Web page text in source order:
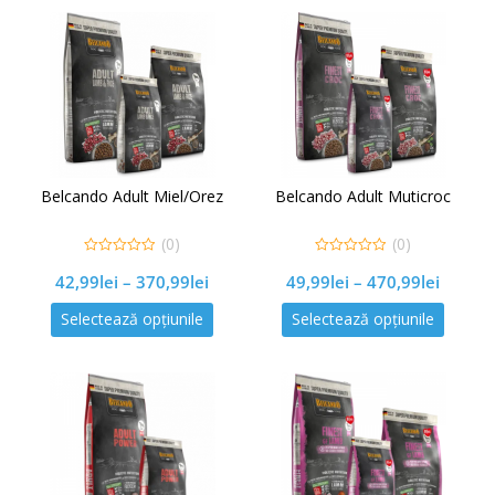
Belcando Adult Miel/Orez
out
of
5
(0)
42,99lei – 370,99lei
Selectează opțiunile
Belcando Adult Muticroc
out
of
5
(0)
49,99lei – 470,99lei
Selectează opțiunile